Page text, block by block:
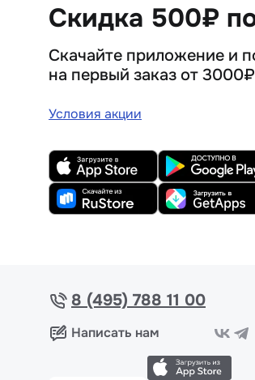
Скидка 500₽
Скачайте приложение и
на первый заказ от 3000₽
Условия акции
8 (495) 788 11 00
Написать нам